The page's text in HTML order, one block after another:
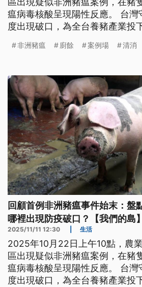
瘟病毒核酸呈現陽性反應。 台灣
度出現破口，為全台養豬產業投
非洲豬瘟 廚餘 案例場 清消
回顧首例非洲豬瘟事件始末：盤
哪裡出現防疫破口？【我們的島】
2025/11/11 12:30 生活
2025年10月22日上午10點，農
區出現疑似非洲豬瘟案例，在豬
瘟病毒核酸呈現陽性反應。 台灣
度出現破口，為全台養豬產業投